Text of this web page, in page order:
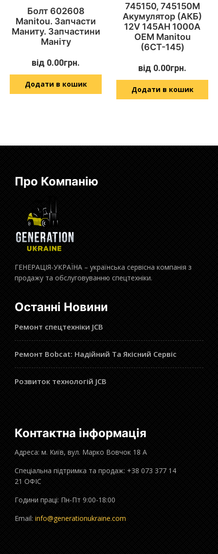
Болт 602608
Manitou. Запчасти
Маниту. Запчастини
Маніту
від 0.00грн.
Додати в кошик
745150, 745150M
Акумулятор (АКБ)
12V 145AH 1000A
OEM Manitou
(6СТ-145)
від 0.00грн.
Додати в кошик
Про Компанію
ГЕНЕРАЦІЯ-УКРАЇНА – українська сервісна компанія з
продажу та обслуговуванню спецтехніки.
Останні Новини
Ремонт спецтехніки JCB
Ремонт Bobcat: Надійний Та Якісний Сервіс
Розвиток технологій JCB
Контактна інформація
Адреса: м. Київ, вул. Марко Вовчок 18 А
Спеціальна підтримка та продаж: +38 073 377 14
21 ОФІС
Години праці: Пн-Пт 9:00-18:00
Email: info@generationukraine.com